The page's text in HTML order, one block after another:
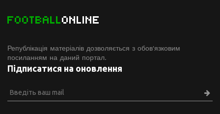
FOOTBALLONLINE
Републікація матеріалів дозволяється з обов'язковим
посиланням на даний портал.
Підписатися на оновлення